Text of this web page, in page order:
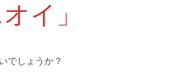
オイ」
でしょうか？